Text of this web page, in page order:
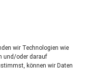
wir Technologien wie
und/oder darauf
können wir Daten